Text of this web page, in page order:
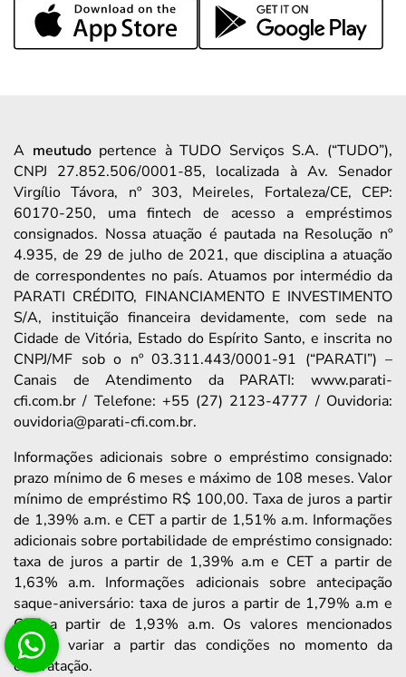
A meutudopertence à TUDO Serviços S.A. (“TUDO”),
CNPJ 27.852.506/0001-85, localizada à Av. Senador
Virgílio Távora, nº 303, Meireles, Fortaleza/CE, CEP:
60170-250, uma fintech de acesso a empréstimos
consignados. Nossa atuação é pautada na Resolução nº
4.935, de 29 de julho de 2021, que disciplina a atuação
de correspondentes no país. Atuamos por intermédio da
PARATI CRÉDITO, FINANCIAMENTO E INVESTIMENTO
S/A, instituição financeira devidamente, com sede na
Cidade de Vitória, Estado do Espírito Santo, e inscrita no
CNPJ/MF sob o nº 03.311.443/0001-91 (“PARATI”) –
Canais de Atendimento da PARATI: www.parati-
cfi.com.br / Telefone: +55 (27) 2123-4777 / Ouvidoria:
ouvidoria@parati-cfi.com.br.
Informações adicionais sobre o empréstimo consignado:
prazo mínimo de 6 meses e máximo de 108 meses. Valor
mínimo de empréstimo R$ 100,00. Taxa de juros a partir
de 1,39% a.m. e CET a partir de 1,51% a.m. Informações
adicionais sobre portabilidade de empréstimo consignado:
taxa de juros a partir de 1,39% a.m e CET a partir de
1,63% a.m. Informações adicionais sobre antecipação
saque-aniversário: taxa de juros a partir de 1,79% a.m e
CET a partir de 1,93% a.m. Os valores mencionados
podem variar a partir das condições no momento da
contratação.